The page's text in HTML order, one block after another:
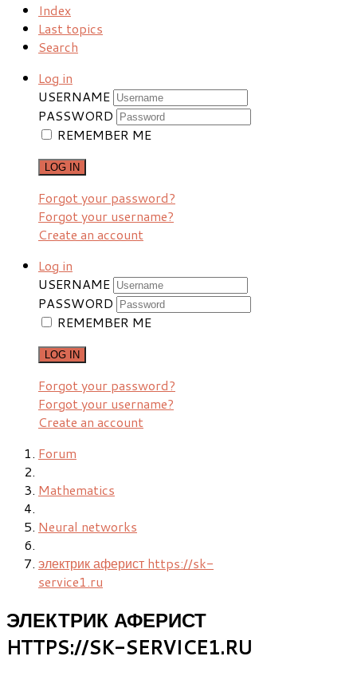
Index
Last topics
Search
Log in
USERNAME
PASSWORD
REMEMBER ME
LOG IN
Forgot your password?
Forgot your username?
Create an account
Log in
USERNAME
PASSWORD
REMEMBER ME
LOG IN
Forgot your password?
Forgot your username?
Create an account
Forum
Mathematics
Neural networks
электрик аферист https://sk-
service1.ru
ЭЛЕКТРИК АФЕРИСТ
HTTPS://SK-SERVICE1.RU